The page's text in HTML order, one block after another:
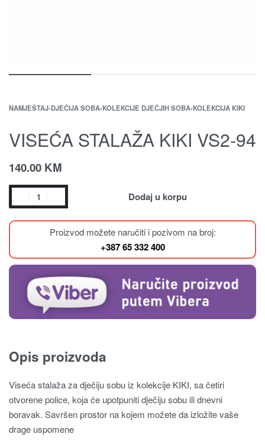
NAMJEŠTAJ›DJEČIJA SOBA›KOLEKCIJE DJEČJIH SOBA›KOLEKCIJA KIKI
VISEĆA STALAŽA KIKI VS2-94
140.00 KM
Dodaj u korpu
Proizvod možete naručiti i pozivom na broj:
+387 65 332 400
Opis proizvoda
Viseća stalaža za dječiju sobu iz kolekcije KIKI, sa četiri
otvorene police, koja će upotpuniti dječiju sobu ili dnevni
boravak. Savršen prostor na kojem možete da izložite vaše
drage uspomene